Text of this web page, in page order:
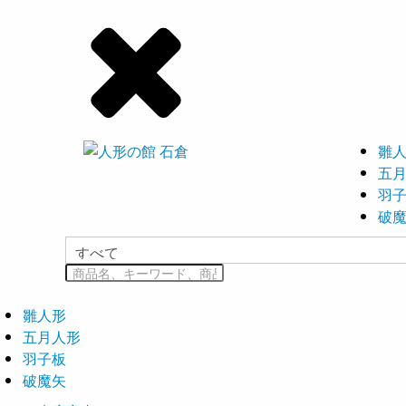
雛
五
羽
破
雛人形
五月人形
羽子板
破魔矢